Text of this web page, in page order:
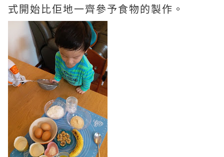
式開始比佢地一齊參予食物的製作。